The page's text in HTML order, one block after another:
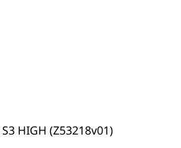
HIGH (Z53218v01)